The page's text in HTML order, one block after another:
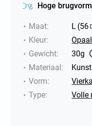
Hoge brugvorm
Maat: L (56
Kleur:
Gewicht:
30g
Materiaal:
Vorm:
Type: Volle